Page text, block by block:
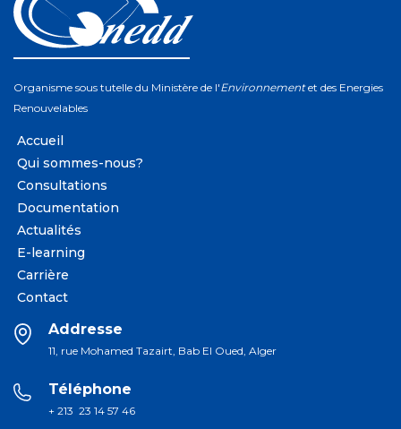
Organisme sous tutelle du Ministère de l'Environnementet des Energies
Renouvelables
Accueil
Qui sommes-nous?
Consultations
Documentation
Actualités
E-learning
Carrière
Contact
Addresse
11, rue Mohamed Tazairt, Bab El Oued, Alger
Téléphone
+ 213 23 14 57 46